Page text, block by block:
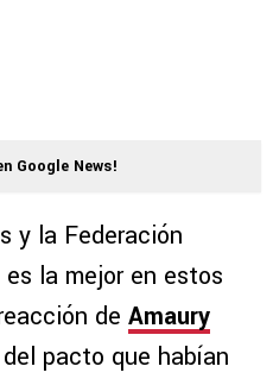
Google News!
y la Federación
la mejor en estos
de Amaury
pacto que habían